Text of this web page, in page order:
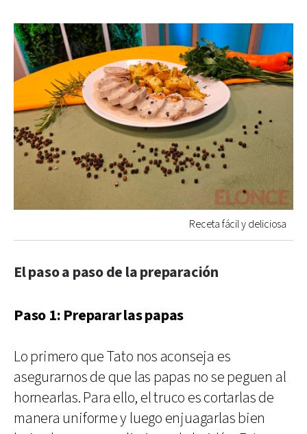
Receta fácil y deliciosa
El paso a paso de la preparación
Paso 1: Preparar las papas
Lo primero que Tato nos aconseja es
asegurarnos de que las papas no se peguen al
hornearlas. Para ello, el truco es cortarlas de
manera uniforme y luego enjuagarlas bien